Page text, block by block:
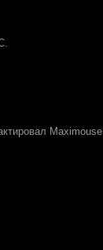
Maximouse